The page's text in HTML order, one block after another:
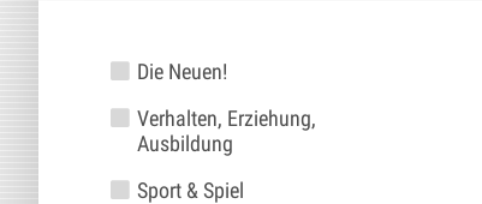
Die Neuen!
Verhalten, Erziehung,
Ausbildung
Sport & Spiel